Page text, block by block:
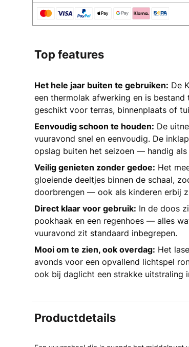
Top features
Het hele jaar buiten te gebruiken: De
een thermolak afwerking en is
geschikt voor terras, binnenplaats of
Eenvoudig schoon te houden: De
vuuravond snel en eenvoudig. De
opslag buiten het seizoen — handig
Veilig genieten zonder gedoe: Het
gloeiende deeltjes binnen de schaal,
doorbrengen — ook als kinderen erbij
Direct klaar voor gebruik: In de doos
pookhaak en een regenhoes — alles
vuuravond zit standaard inbegrepen.
Mooi om te zien, ook overdag: Het
avonds voor een opvallend lichtspel
ook bij daglicht een strakke uitstraling
Productdetails